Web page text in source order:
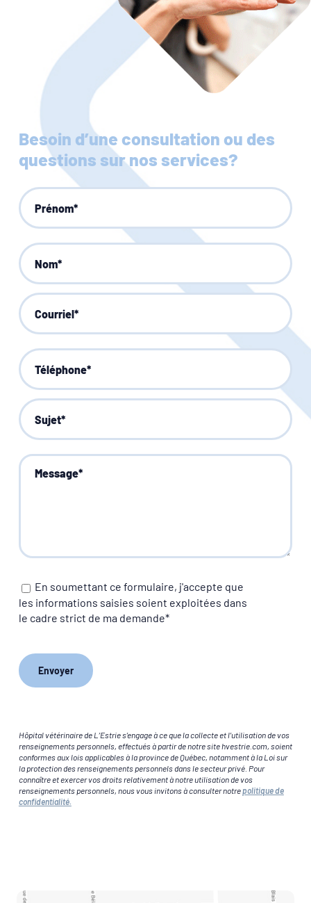
Besoin d’une consultation ou des
questions sur nos services?
En soumettant ce formulaire, j'accepte que
les informations saisies soient exploitées dans
le cadre strict de ma demande*
Hôpital vétérinaire de L’Estrie s’engage à ce que la collecte et l’utilisation de vos
renseignements personnels, effectués à partir de notre site hvestrie.com, soient
conformes aux lois applicables à la province de Québec, notamment à la Loi sur
la protection des renseignements personnels dans le secteur privé. Pour
connaître et exercer vos droits relativement à notre utilisation de vos
renseignements personnels, nous vous invitons à consulter notre politique de
confidentialité.